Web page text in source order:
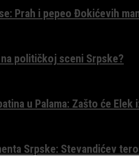
Prah i pepeo Đokićevih
političkoj sceni Srpske?
u Palama: Zašto će
Srpske: Stevandićev